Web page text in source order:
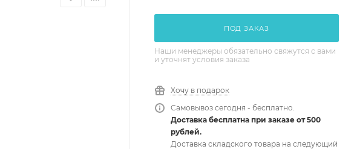
ПОД ЗАКАЗ
Наши менеджеры обязательно свяжутся с вами
и уточнят условия заказа
Хочу в подарок
Самовывоз сегодня - бесплатно.
Доставка бесплатна при заказе от 500
рублей.
Доставка складского товара на следующий